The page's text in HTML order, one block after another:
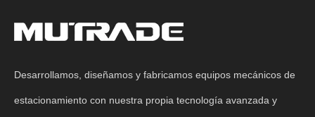
Desarrollamos, diseñamos y fabricamos equipos mecánicos de
estacionamiento con nuestra propia tecnología avanzada y